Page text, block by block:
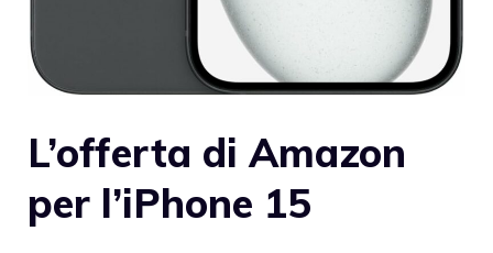
L’offerta di Amazon
per l’iPhone 15